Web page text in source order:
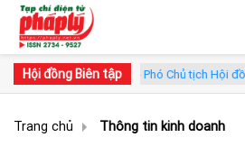
Hội đồng Biên tập
Trung Lý - Phó Chủ tịch Hội đồng
Trang chủ Thông tin kinh doanh